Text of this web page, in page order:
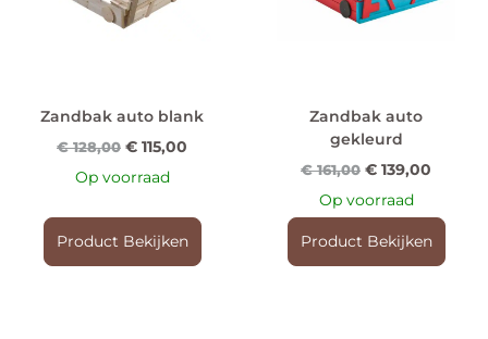
Zandbak auto blank
€128,00 € 115,00
Op voorraad
Product Bekijken
Zandbak auto
gekleurd
€161,00 € 139,00
Op voorraad
Product Bekijken